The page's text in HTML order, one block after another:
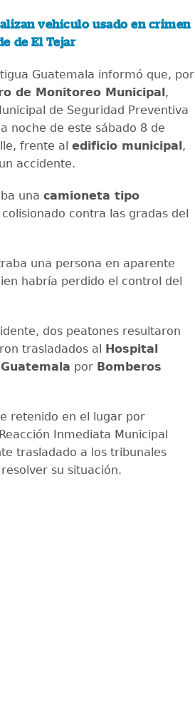
vehículo usado en crimen
de El Tejar
Guatemala informó que, por
de Monitoreo Municipal,
de Seguridad Preventiva
noche de este sábado 8 de
frente al edificio municipal,
accidente.
una camioneta tipo
contra las gradas del
una persona en aparente
habría perdido el control del
dos peatones resultaron
trasladados al Hospital
por Bomberos
retenido en el lugar por
Inmediata Municipal
trasladado a los tribunales
su situación.